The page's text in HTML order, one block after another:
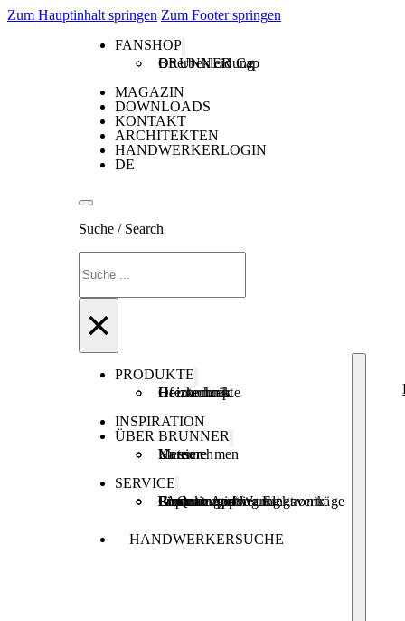
Zum Hauptinhalt springen Zum Footer springen
FANSHOP
Oberbekleidung
BRUNNER Cap
MAGAZIN
DOWNLOADS
KONTAKT
ARCHITEKTEN
HANDWERKERLOGIN
DE
Suche / Search
×
PRODUKTE
Ofentechnik
Heiztechnik
Heizkonzepte
INSPIRATION
ÜBER BRUNNER
Unternehmen
Karriere
Messen
SERVICE
Produktregistrierung
Brunner Apps
FAQ
Förderungen
Garantie und Wartungsverträge
Reparaturauftrag Elektronik
HANDWERKERSUCHE